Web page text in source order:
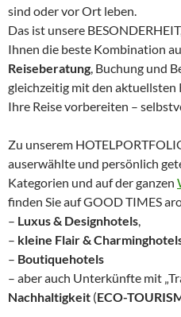
sind oder vor Ort leben.
Das ist unsere
Ihnen die beste Kombination
Reiseberatung, Buchung und
gleichzeitig mit den aktuellsten
Ihre Reise vorbereiten –
Zu unserem
auserwählte und persönlich
Kategorien und auf der ganzen
finden Sie auf GOOD TIMES
– Luxus & Designhotels,
– kleine Flair &
– Boutiquehotels
– aber auch Unterkünfte mit
Nachhaltigkeit (ECO-